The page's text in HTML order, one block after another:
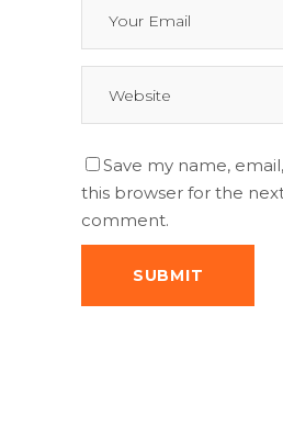
Save my name,
this browser for the
comment.